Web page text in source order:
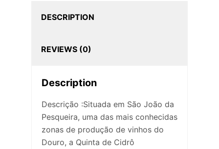
DESCRIPTION
REVIEWS (0)
Description
Descrição :Situada em São João da
Pesqueira, uma das mais conhecidas
zonas de produção de vinhos do
Douro, a Quinta de Cidrô